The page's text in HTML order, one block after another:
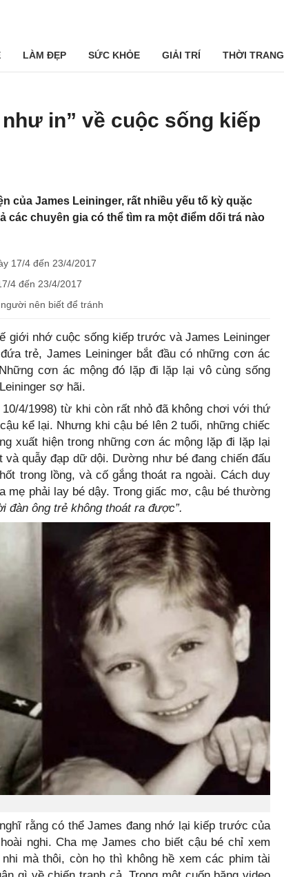
LÀM ĐẸP SỨC KHỎE GIẢI TRÍ THỜI TRANG
in” về cuộc sống kiếp
của James Leininger, rất nhiều yếu tố kỳ quặc
các chuyên gia có thể tìm ra một điểm dối trá nào
17/4 đến 23/4/2017
4 đến 23/4/2017
nên biết để tránh
giới nhớ cuộc sống kiếp trước và James Leininger
trẻ, James Leininger bắt đầu có những cơn ác
cơn ác mộng đó lặp đi lặp lại vô cùng sống
sợ hãi.
4/1998) từ khi còn rất nhỏ đã không chơi với thứ
kể lại. Nhưng khi cậu bé lên 2 tuổi, những chiếc
xuất hiện trong những cơn ác mộng lặp đi lặp lại
quẫy đạp dữ dội. Dường như bé đang chiến đấu
trong lồng, và cố gắng thoát ra ngoài. Cách duy
mẹ phải lay bé dậy. Trong giấc mơ, cậu bé thường
đàn ông trẻ không thoát ra được”.
rằng có thể James đang nhớ lại kiếp trước của
nghi. Cha mẹ James cho biết cậu bé chỉ xem
mà thôi, còn họ thì không hề xem các phim tài